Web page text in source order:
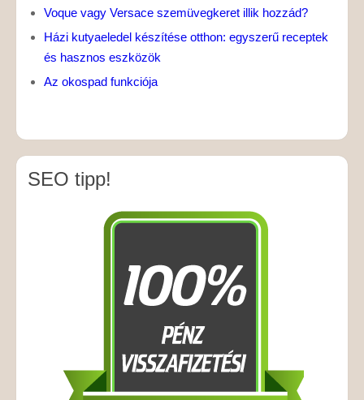
Voque vagy Versace szemüvegkeret illik hozzád?
Házi kutyaeledel készítése otthon: egyszerű receptek
és hasznos eszközök
Az okospad funkciója
SEO tipp!